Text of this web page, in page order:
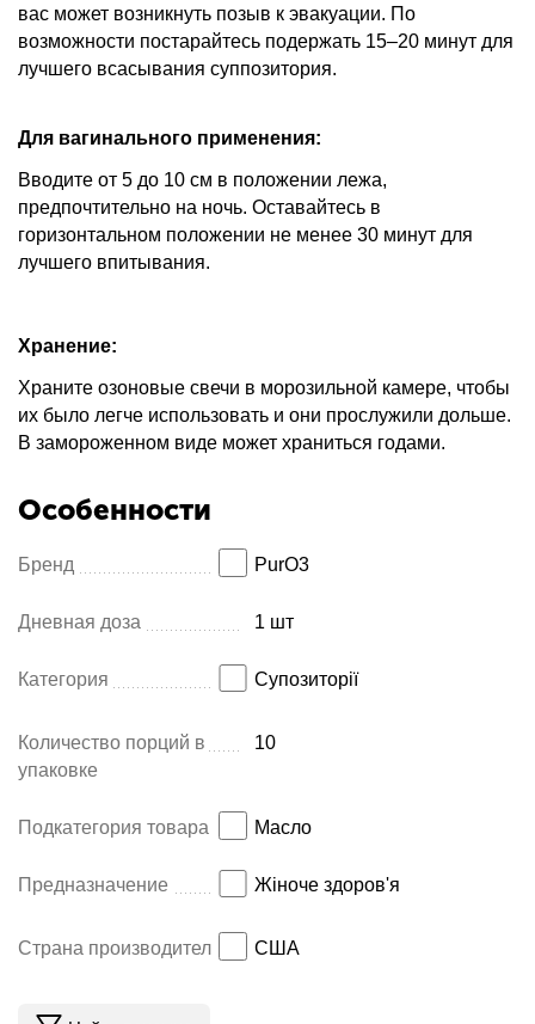
вас может возникнуть позыв к эвакуации. По
возможности постарайтесь подержать 15–20 минут для
лучшего всасывания суппозитория.
Для вагинального применения:
Вводите от 5 до 10 см в положении лежа,
предпочтительно на ночь. Оставайтесь в
горизонтальном положении не менее 30 минут для
лучшего впитывания.
Хранение:
Храните озоновые свечи в морозильной камере, чтобы
их было легче использовать и они прослужили дольше.
В замороженном виде может храниться годами.
Особенности
Бренд PurO3
Дневная доза 1 шт
Категория Супозиторії
Количество порций в
упаковке
10
Подкатегория товара Масло
Предназначение Жіноче здоров'я
Страна производитель США